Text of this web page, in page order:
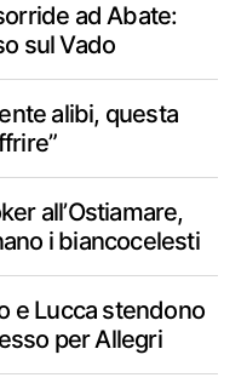
ad Abate:
sul Vado
alibi, questa
all’Ostiamare,
i biancocelesti
e Lucca stendono
per Allegri